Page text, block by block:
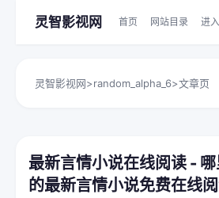
灵智影视网 首页 网站目录 进
灵智影视网>random_alpha_6>文章页
最新言情小说在线阅读 -
的最新言情小说免费在线阅